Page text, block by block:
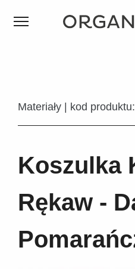
Materiały | kod
Koszulka
Rękaw -